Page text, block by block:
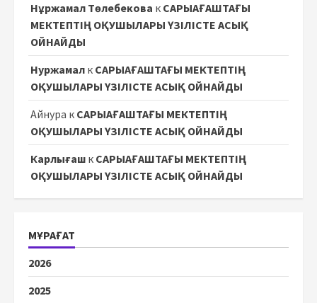
Нұржамал Төлебекова к САРЫАҒАШТАҒЫ
МЕКТЕПТІҢ ОҚУШЫЛАРЫ ҮЗІЛІСТЕ АСЫҚ
ОЙНАЙДЫ
Нуржамал к САРЫАҒАШТАҒЫ МЕКТЕПТІҢ
ОҚУШЫЛАРЫ ҮЗІЛІСТЕ АСЫҚ ОЙНАЙДЫ
Айнура к САРЫАҒАШТАҒЫ МЕКТЕПТІҢ
ОҚУШЫЛАРЫ ҮЗІЛІСТЕ АСЫҚ ОЙНАЙДЫ
Карлығаш к САРЫАҒАШТАҒЫ МЕКТЕПТІҢ
ОҚУШЫЛАРЫ ҮЗІЛІСТЕ АСЫҚ ОЙНАЙДЫ
МҰРАҒАТ
2026
2025